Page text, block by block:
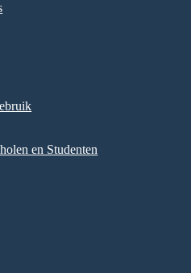
en Studenten